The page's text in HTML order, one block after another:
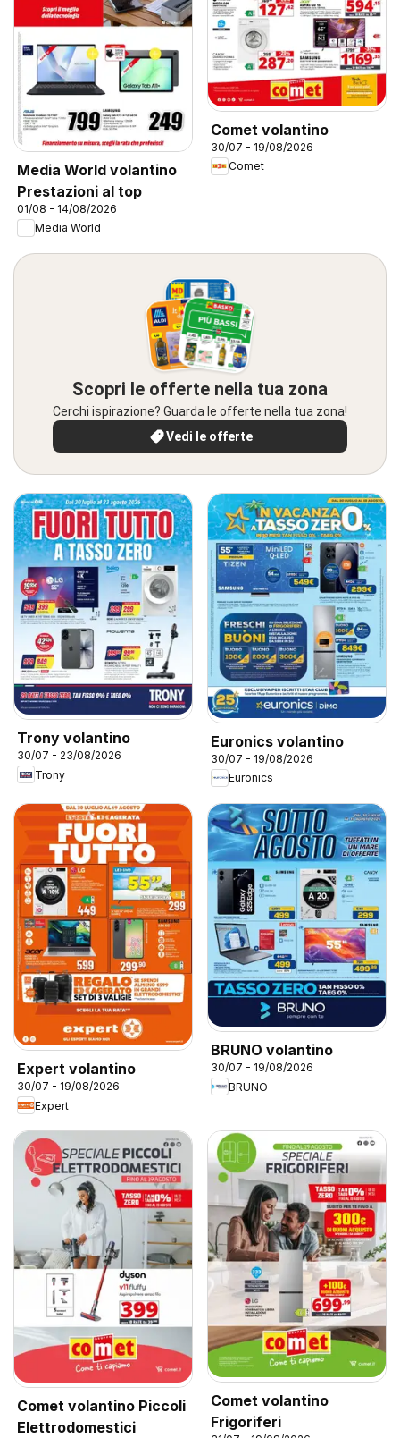
Media World volantino
Prestazioni al top
01/08 - 14/08/2026
Media World
Comet volantino
30/07 - 19/08/2026
Comet
Scopri le offerte nella tua zona
Cerchi ispirazione? Guarda le offerte nella tua zona!
Vedi le offerte
Trony volantino
30/07 - 23/08/2026
Trony
Euronics volantino
30/07 - 19/08/2026
Euronics
Expert volantino
30/07 - 19/08/2026
Expert
BRUNO volantino
30/07 - 19/08/2026
BRUNO
Comet volantino Piccoli
Elettrodomestici
Comet volantino
Frigoriferi